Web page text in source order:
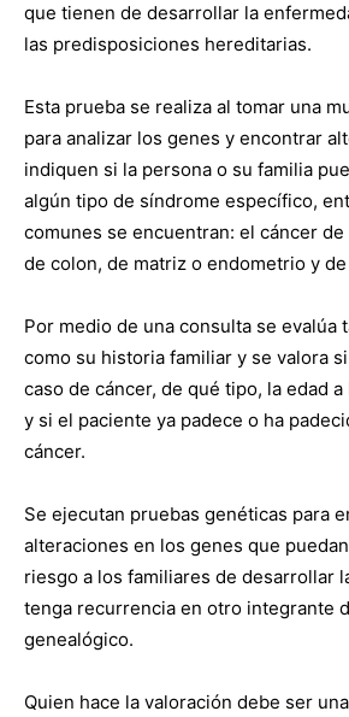
que tienen de desarrollar la
las predisposiciones hereditarias.
Esta prueba se realiza al tomar una
para analizar los genes y encontrar
indiquen si la persona o su familia
algún tipo de síndrome específico,
comunes se encuentran: el cáncer de
de colon, de matriz o endometrio y
Por medio de una consulta se evalúa
como su historia familiar y se valora
caso de cáncer, de qué tipo, la edad
y si el paciente ya padece o ha
cáncer.
Se ejecutan pruebas genéticas para
alteraciones en los genes que
riesgo a los familiares de desarrollar
tenga recurrencia en otro integrante
genealógico.
Quien hace la valoración debe ser